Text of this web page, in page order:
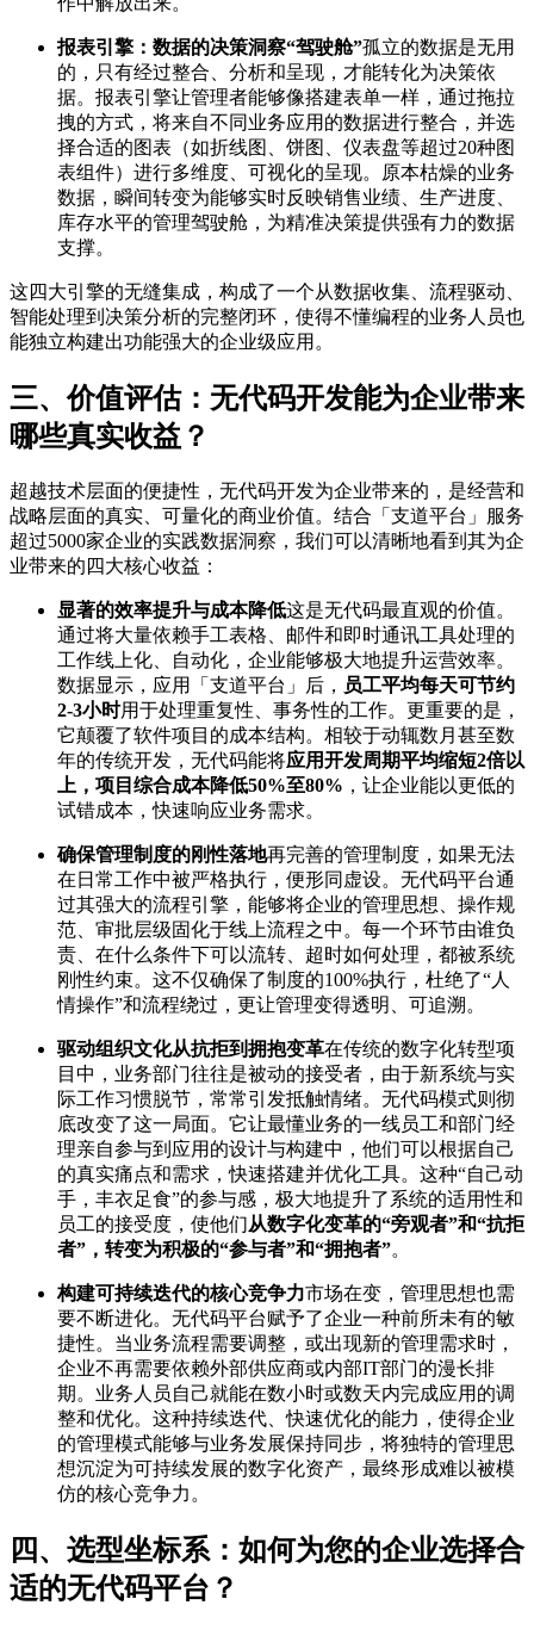
报表引擎：数据的决策洞察“驾驶舱”孤立的数据是无用
的，只有经过整合、分析和呈现，才能转化为决策依
据。报表引擎让管理者能够像搭建表单一样，通过拖拉
拽的方式，将来自不同业务应用的数据进行整合，并选
择合适的图表（如折线图、饼图、仪表盘等超过20种图
表组件）进行多维度、可视化的呈现。原本枯燥的业务
数据，瞬间转变为能够实时反映销售业绩、生产进度、
库存水平的管理驾驶舱，为精准决策提供强有力的数据
支撑。
这四大引擎的无缝集成，构成了一个从数据收集、流程驱动、
智能处理到决策分析的完整闭环，使得不懂编程的业务人员也
能独立构建出功能强大的企业级应用。
三、价值评估：无代码开发能为企业带来
哪些真实收益？
超越技术层面的便捷性，无代码开发为企业带来的，是经营和
战略层面的真实、可量化的商业价值。结合「支道平台」服务
超过5000家企业的实践数据洞察，我们可以清晰地看到其为企
业带来的四大核心收益：
显著的效率提升与成本降低这是无代码最直观的价值。
通过将大量依赖手工表格、邮件和即时通讯工具处理的
工作线上化、自动化，企业能够极大地提升运营效率。
数据显示，应用「支道平台」后， 员工平均每天可节约
2-3小时用于处理重复性、事务性的工作。更重要的是，
它颠覆了软件项目的成本结构。相较于动辄数月甚至数
年的传统开发，无代码能将应用开发周期平均缩短2倍以
上，项目综合成本降低50%至80% ，让企业能以更低的
试错成本，快速响应业务需求。
确保管理制度的刚性落地再完善的管理制度，如果无法
在日常工作中被严格执行，便形同虚设。无代码平台通
过其强大的流程引擎，能够将企业的管理思想、操作规
范、审批层级固化于线上流程之中。每一个环节由谁负
责、在什么条件下可以流转、超时如何处理，都被系统
刚性约束。这不仅确保了制度的100%执行，杜绝了“人
情操作”和流程绕过，更让管理变得透明、可追溯。
驱动组织文化从抗拒到拥抱变革在传统的数字化转型项
目中，业务部门往往是被动的接受者，由于新系统与实
际工作习惯脱节，常常引发抵触情绪。无代码模式则彻
底改变了这一局面。它让最懂业务的一线员工和部门经
理亲自参与到应用的设计与构建中，他们可以根据自己
的真实痛点和需求，快速搭建并优化工具。这种“自己动
手，丰衣足食”的参与感，极大地提升了系统的适用性和
员工的接受度，使他们从数字化变革的“旁观者”和“抗拒
者”，转变为积极的“参与者”和“拥抱者”。
构建可持续迭代的核心竞争力市场在变，管理思想也需
要不断进化。无代码平台赋予了企业一种前所未有的敏
捷性。当业务流程需要调整，或出现新的管理需求时，
企业不再需要依赖外部供应商或内部IT部门的漫长排
期。业务人员自己就能在数小时或数天内完成应用的调
整和优化。这种持续迭代、快速优化的能力，使得企业
的管理模式能够与业务发展保持同步，将独特的管理思
想沉淀为可持续发展的数字化资产，最终形成难以被模
仿的核心竞争力。
四、选型坐标系：如何为您的企业选择合
适的无代码平台？